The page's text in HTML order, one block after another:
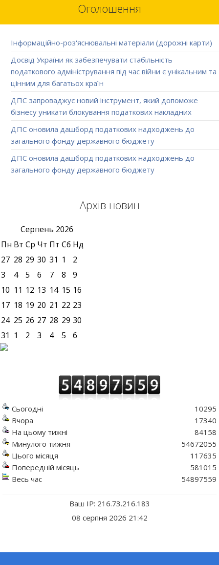
Оголошення
Інформаційно-роз'яснювальні матеріали (дорожні карти)
Досвід України як забезпечувати стабільність
податкового адміністрування під час війни є унікальним та
цінним для багатьох країн
ДПС запроваджує новий інструмент, який допоможе
бізнесу уникати блокування податкових накладних
ДПС оновила дашборд податкових надходжень до
загального фонду державного бюджету
ДПС оновила дашборд податкових надходжень до
загального фонду державного бюджету
Архів новин
Серпень 2026
Пн Вт Ср Чт Пт Сб Нд
27 28 29 30 31 1
2
3
4 5 6 7 8
9
10 11 12 13 14 15 16
17 18 19 20 21 22 23
24 25 26 27 28 29 30
31 1 2 3 4 5 6
Сьогодні
Вчора
На цьому тижні
Минулого тижня
Цього місяця
Попередній місяць
Весь час
10295
17340
84158
54672055
117635
581015
54897559
Ваш IP: 216.73.216.183
08 серпня 2026 21:42